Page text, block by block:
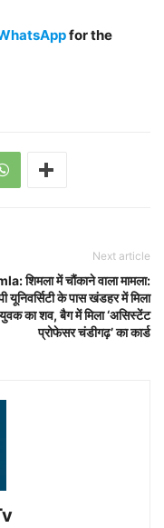
for the
Next article
शिमला में चौंकाने वाला मामला:
यूनिवर्सिटी के पास खंडहर में मिला
युवक का शव, बैग में मिला ‘असिस्टेंट
प्रोफेसर चंडीगढ़’ का कार्ड